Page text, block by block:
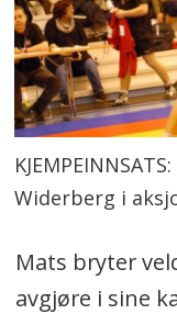
Widerberg i
Mats bryter
avgjøre i sine